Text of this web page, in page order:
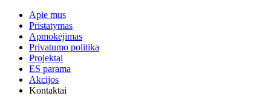
Apie mus
Pristatymas
Apmokėjimas
Privatumo politika
Projektai
ES parama
Akcijos
Kontaktai